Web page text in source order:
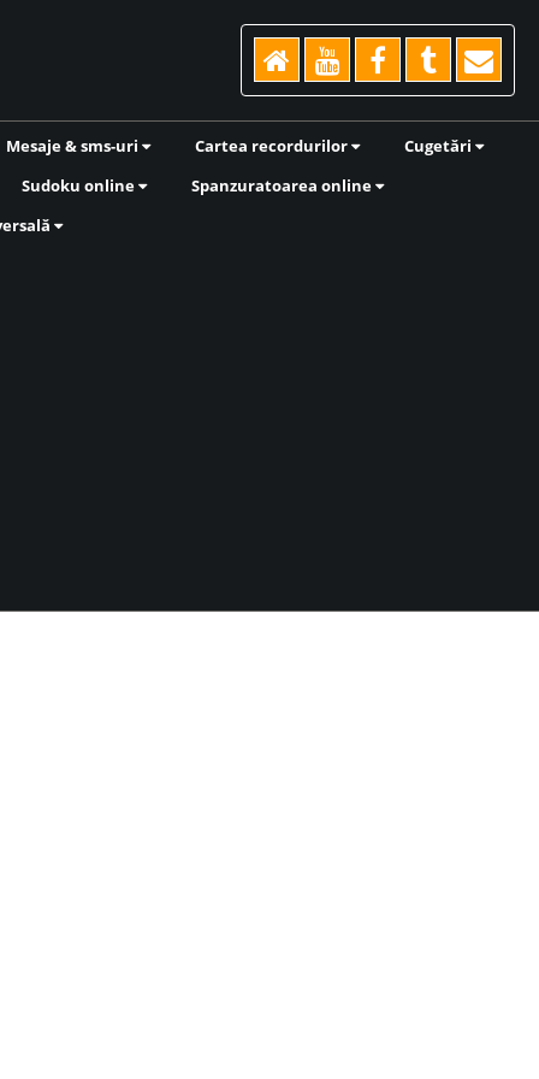
Mesaje & sms-uri Cartea recordurilor
Cugetări
Sudoku online
Spanzuratoarea online